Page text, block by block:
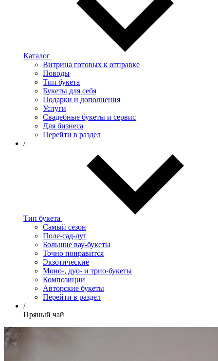
Каталог
Витрина готовых к отправке
Поводы
Тип букета
Букеты для себя
Подарки и дополнения
Услуги
Свадебные букеты и сервис
Для бизнеса
Перейти в раздел
/
Тип букета
Самый сезон
Поле-сад-луг
Большие вау-букеты
Точно понравится
Экзотические
Моно-, дуо- и трио-букеты
Композиции
Авторские букеты
Перейти в раздел
/
Пряный чай